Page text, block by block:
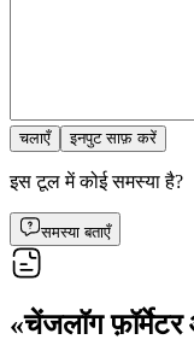
चलाएँ इनपुट साफ़ करें
इस टूल में कोई समस्या है?
समस्या बताएँ
«चेंजलॉग